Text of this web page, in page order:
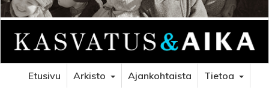
Etusivu Arkisto Ajankohtaista
Tietoa